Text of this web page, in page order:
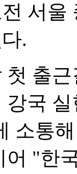
서
.
첫 출
강국
소통
어 "한